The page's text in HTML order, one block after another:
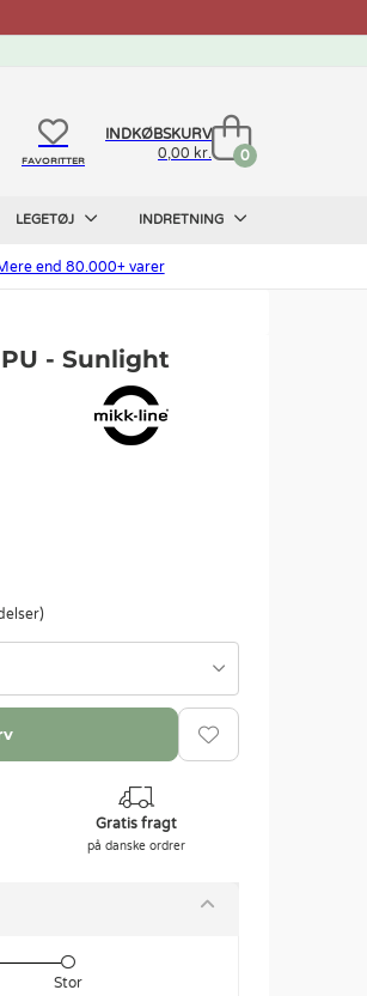
FAVORITTER
INDKØBSKURV
0,00 kr.
0
LEGETØJ INDRETNING
end 80.000+ varer
- Sunlight
Gratis fragt
på danske ordrer
Stor